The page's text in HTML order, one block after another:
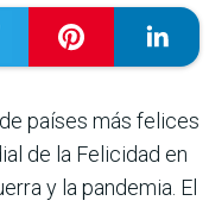
países más felices
de la Felicidad en
y la pandemia. El